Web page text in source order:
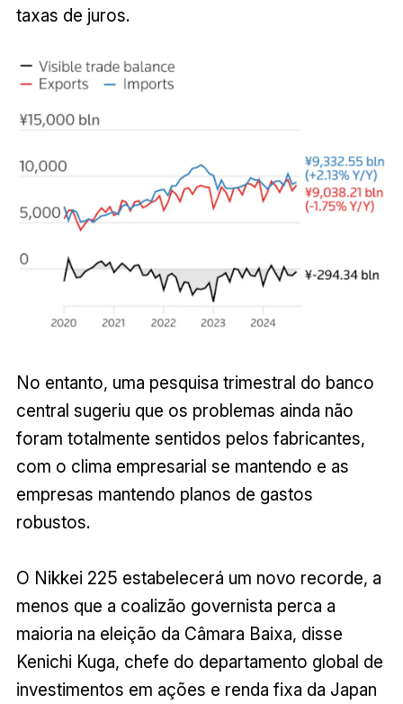
taxas de juros.
No entanto, uma pesquisa trimestral do banco
central sugeriu que os problemas ainda não
foram totalmente sentidos pelos fabricantes,
com o clima empresarial se mantendo e as
empresas mantendo planos de gastos
robustos.
O Nikkei 225 estabelecerá um novo recorde, a
menos que a coalizão governista perca a
maioria na eleição da Câmara Baixa, disse
Kenichi Kuga, chefe do departamento global de
investimentos em ações e renda fixa da Japan